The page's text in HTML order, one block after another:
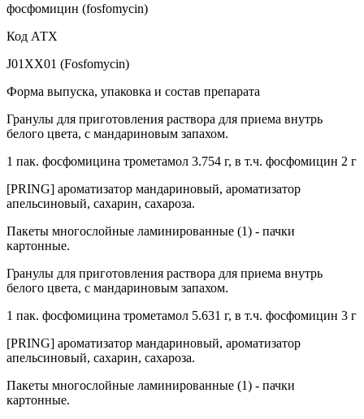
фосфомицин (fosfomycin)
Код АТХ
J01XX01 (Fosfomycin)
Форма выпуска, упаковка и состав препарата
Гранулы для приготовления раствора для приема внутрь
белого цвета, с мандариновым запахом.
1 пак. фосфомицина трометамол 3.754 г, в т.ч. фосфомицин 2 г
[PRING] ароматизатор мандариновый, ароматизатор
апельсиновый, сахарин, сахароза.
Пакеты многослойные ламинированные (1) - пачки
картонные.
Гранулы для приготовления раствора для приема внутрь
белого цвета, с мандариновым запахом.
1 пак. фосфомицина трометамол 5.631 г, в т.ч. фосфомицин 3 г
[PRING] ароматизатор мандариновый, ароматизатор
апельсиновый, сахарин, сахароза.
Пакеты многослойные ламинированные (1) - пачки
картонные.